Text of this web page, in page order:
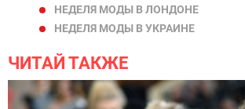
НЕДЕЛЯ МОДЫ В ЛОНДОНЕ
НЕДЕЛЯ МОДЫ В УКРАИНЕ
ЧИТАЙ ТАКЖЕ